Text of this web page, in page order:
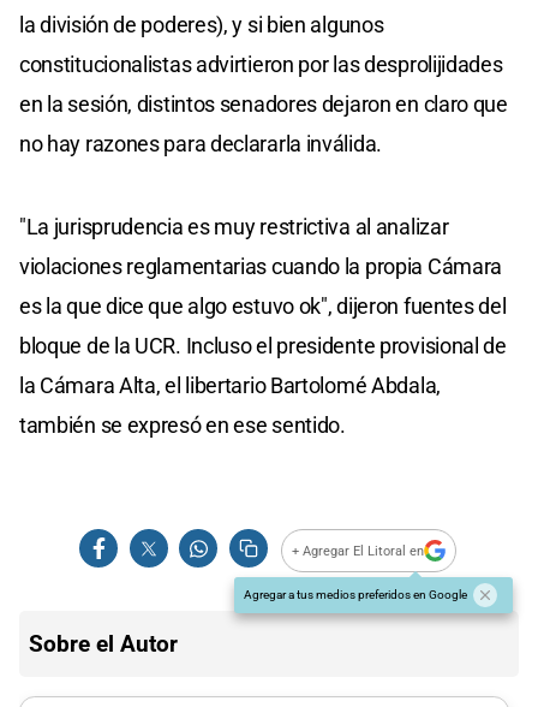
la división de poderes), y si bien algunos
constitucionalistas advirtieron por las desprolijidades
en la sesión, distintos senadores dejaron en claro que
no hay razones para declararla inválida.
"La jurisprudencia es muy restrictiva al analizar
violaciones reglamentarias cuando la propia Cámara
es la que dice que algo estuvo ok", dijeron fuentes del
bloque de la UCR. Incluso el presidente provisional de
la Cámara Alta, el libertario Bartolomé Abdala,
también se expresó en ese sentido.
+ Agregar El Litoral en
Agregar a tus medios preferidos en Google
Sobre el Autor